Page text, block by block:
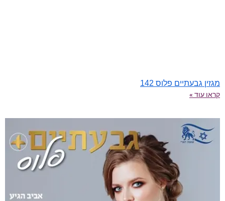
מגזין גבעתיים פלוס 142
קראו עוד »